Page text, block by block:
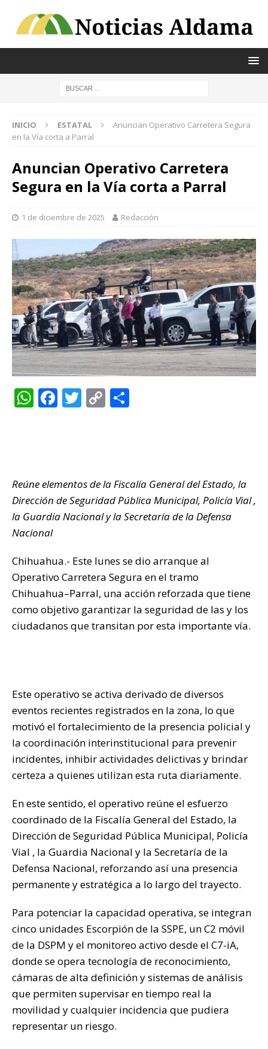
INICIO ESTATAL
Anuncian Operativo Carretera Segura
en la Vía corta a Parral
Anuncian Operativo Carretera
Segura en la Vía corta a Parral
1 de diciembre de 2025 Redacción
W
p
p
F
o
o
T C
Li
n
k
ar
ti
r
Reúne elementos de la Fiscalía General del Estado, la
Dirección de Seguridad Pública Municipal, Policía Vial ,
la Guardia Nacional y la Secretaría de la Defensa
Nacional
Chihuahua.- Este lunes se dio arranque al
Operativo Carretera Segura en el tramo
Chihuahua–Parral, una acción reforzada que tiene
como objetivo garantizar la seguridad de las y los
ciudadanos que transitan por esta importante vía.
Este operativo se activa derivado de diversos
eventos recientes registrados en la zona, lo que
motivó el fortalecimiento de la presencia policial y
la coordinación interinstitucional para prevenir
incidentes, inhibir actividades delictivas y brindar
certeza a quienes utilizan esta ruta diariamente.
En este sentido, el operativo reúne el esfuerzo
coordinado de la Fiscalía General del Estado, la
Dirección de Seguridad Pública Municipal, Policía
Vial , la Guardia Nacional y la Secretaría de la
Defensa Nacional, reforzando así una presencia
permanente y estratégica a lo largo del trayecto.
Para potenciar la capacidad operativa, se integran
cinco unidades Escorpión de la SSPE, un C2 móvil
de la DSPM y el monitoreo activo desde el C7-iA,
donde se opera tecnología de reconocimiento,
cámaras de alta definición y sistemas de análisis
que permiten supervisar en tiempo real la
movilidad y cualquier incidencia que pudiera
representar un riesgo.